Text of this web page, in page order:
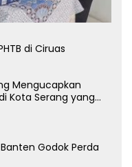
di Ciruas
Mengucapkan
Kota Serang yang
Banten Godok Perda